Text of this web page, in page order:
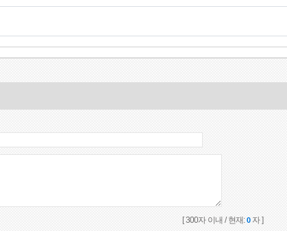
[ 300자 이내 / 현재:0자 ]